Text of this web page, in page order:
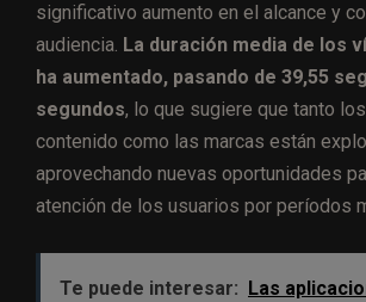
significativo aumento en el alcance y
audiencia. La duración media de los
ha aumentado, pasando de 39,55
segundos, lo que sugiere que tanto
contenido como las marcas están
aprovechando nuevas oportunidades
atención de los usuarios por períodos
Te puede interesar:
Las